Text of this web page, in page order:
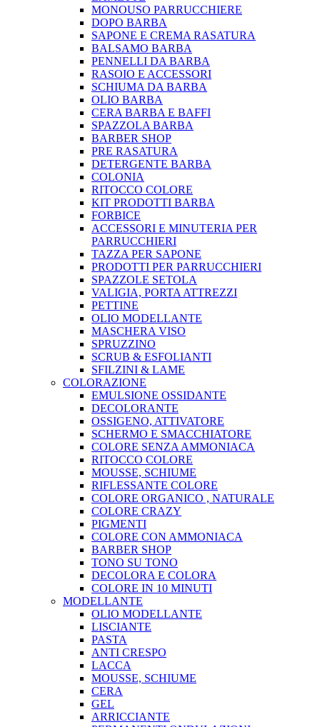
MONOUSO PARRUCCHIERE
DOPO BARBA
SAPONE E CREMA RASATURA
BALSAMO BARBA
PENNELLI DA BARBA
RASOIO E ACCESSORI
SCHIUMA DA BARBA
OLIO BARBA
CERA BARBA E BAFFI
SPAZZOLA BARBA
BARBER SHOP
PRE RASATURA
DETERGENTE BARBA
COLONIA
RITOCCO COLORE
KIT PRODOTTI BARBA
FORBICE
ACCESSORI E MINUTERIA PER
PARRUCCHIERI
TAZZA PER SAPONE
PRODOTTI PER PARRUCCHIERI
SPAZZOLE SETOLA
VALIGIA, PORTA ATTREZZI
PETTINE
OLIO MODELLANTE
MASCHERA VISO
SPRUZZINO
SCRUB & ESFOLIANTI
SFILZINI & LAME
COLORAZIONE
EMULSIONE OSSIDANTE
DECOLORANTE
OSSIGENO, ATTIVATORE
SCHERMO E SMACCHIATORE
COLORE SENZA AMMONIACA
RITOCCO COLORE
MOUSSE, SCHIUME
RIFLESSANTE COLORE
COLORE ORGANICO , NATURALE
COLORE CRAZY
PIGMENTI
COLORE CON AMMONIACA
BARBER SHOP
TONO SU TONO
DECOLORA E COLORA
COLORE IN 10 MINUTI
MODELLANTE
OLIO MODELLANTE
LISCIANTE
PASTA
ANTI CRESPO
LACCA
MOUSSE, SCHIUME
CERA
GEL
ARRICCIANTE